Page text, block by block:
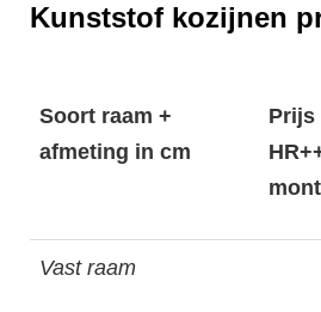
Kunststof kozijnen
Soort raam +
afmeting in cm
Prijs
Vast raam